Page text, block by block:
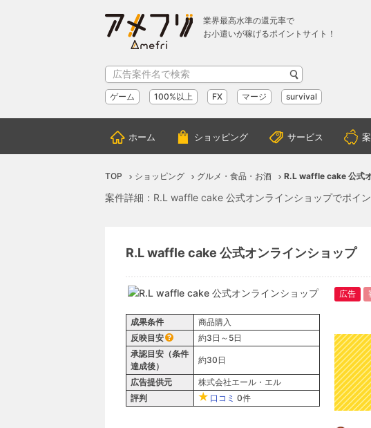
業界最高水準の還元率で
お小遣いが稼げるポイントサイト！
ゲーム 100%以上 FX マージ survival
ホーム ショッピング サービス
TOP ショッピング グルメ・食品・お酒 R.L waffle cake 公式
案件詳細：R.L waffle cake 公式オンラインショップでポイ
R.L waffle cake 公式オンラインショップ
成果条件
商品購入
反映目安
約3日～5日
承認目安（条件
達成後）
約30日
広告提供元
株式会社エール・エル
評判
口コミ 0件
広告